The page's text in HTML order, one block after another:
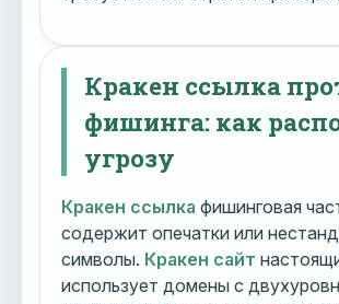
Кракен ссылка
фишинга: как
угрозу
Кракен ссылка фишинговая
содержит опечатки или
символы. Кракен сайт
использует домены с